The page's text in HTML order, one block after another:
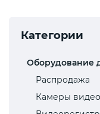
Категории
Оборудование
Распродажа
Камеры